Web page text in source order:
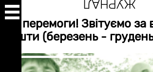
Перейти
до
основного
ЖУРНАЛ
До перемоги! Звітуємо за
кошти (березень -